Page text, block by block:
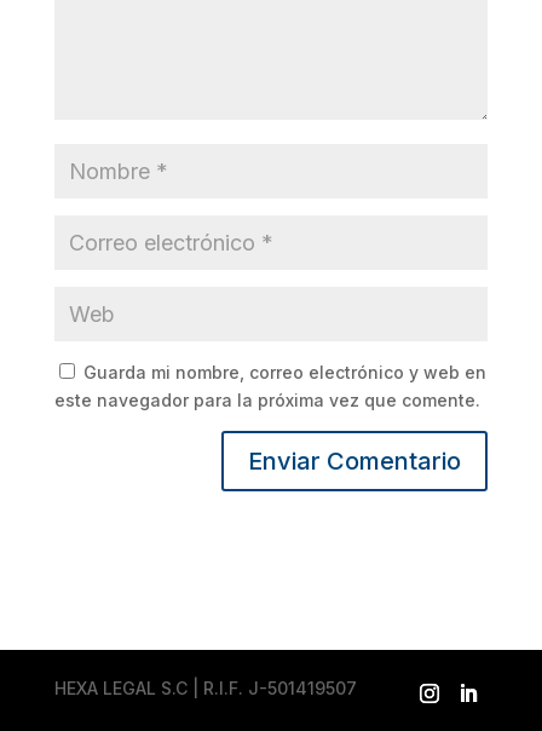
Guarda mi nombre, correo electrónico y web en
este navegador para la próxima vez que comente.
HEXA LEGAL S.C | R.I.F. J-501419507